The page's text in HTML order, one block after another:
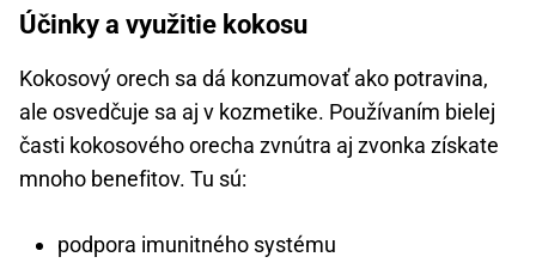
Účinky a využitie kokosu
Kokosový orech sa dá konzumovať ako potravina,
ale osvedčuje sa aj v kozmetike. Používaním bielej
časti kokosového orecha zvnútra aj zvonka získate
mnoho benefitov. Tu sú:
podpora imunitného systému